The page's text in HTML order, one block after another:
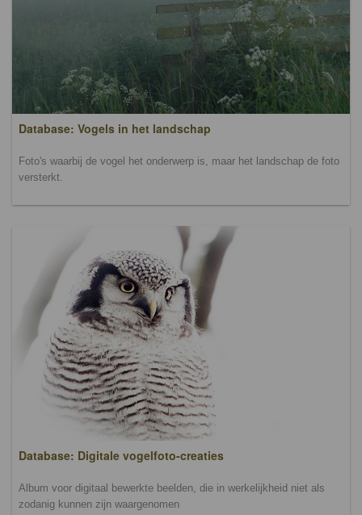
Database: Vogels in het landschap
Foto's waarbij de vogel het onderwerp is, maar het landschap de foto
versterkt.
Database: Digitale vogelfoto-creaties
Album voor digitaal bewerkte beelden, die in werkelijkheid niet als
zodanig kunnen zijn waargenomen